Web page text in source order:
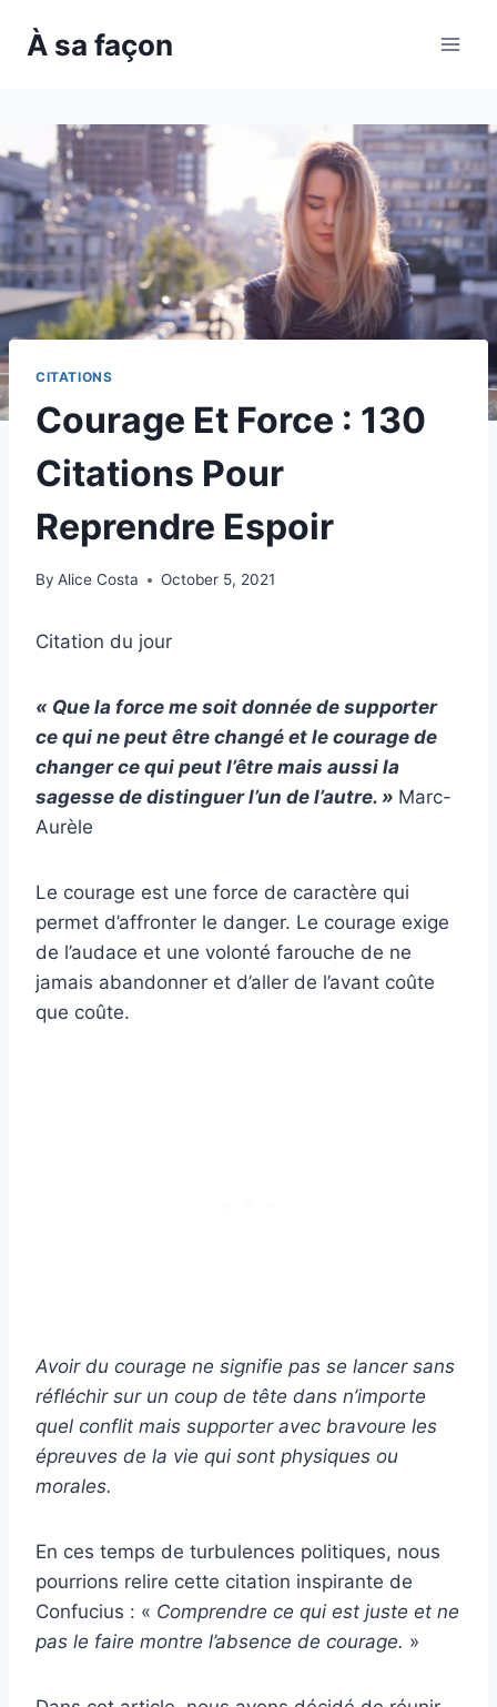
À sa façon
CITATIONS
Courage Et Force : 130
Citations Pour
Reprendre Espoir
By Alice Costa October 5, 2021
Citation du jour
« Que la force me soit donnée de supporter
ce qui ne peut être changé et le courage de
changer ce qui peut l’être mais aussi la
sagesse de distinguer l’un de l’autre. » Marc-
Aurèle
Le courage est une force de caractère qui
permet d’affronter le danger. Le courage exige
de l’audace et une volonté farouche de ne
jamais abandonner et d’aller de l’avant coûte
que coûte.
Avoir du courage ne signifie pas se lancer sans
réfléchir sur un coup de tête dans n’importe
quel conflit mais supporter avec bravoure les
épreuves de la vie qui sont physiques ou
morales.
En ces temps de turbulences politiques, nous
pourrions relire cette citation inspirante de
Confucius : « Comprendre ce qui est juste et ne
pas le faire montre l’absence de courage. »